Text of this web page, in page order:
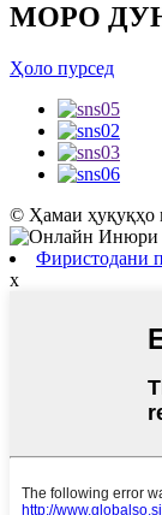
МОРО
Ҳоло пурсед
© Ҳамаи ҳуқуқҳо
Фиристодани
x